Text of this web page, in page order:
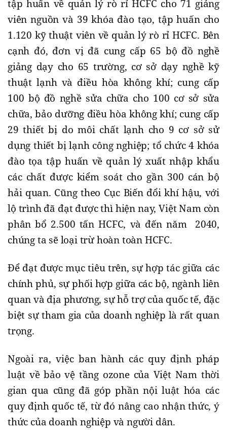
tập huấn về quản lý rò rỉ HCFC cho 71 giảng
viên nguồn và 39 khóa đào tạo, tập huấn cho
1.120 kỹ thuật viên về quản lý rò rỉ HCFC. Bên
cạnh đó, đơn vị đã cung cấp 65 bộ đồ nghề
giảng dạy cho 65 trường, cơ sở dạy nghề kỹ
thuật lạnh và điều hòa không khí; cung cấp
100 bộ đồ nghề sửa chữa cho 100 cơ sở sửa
chữa, bảo dưỡng điều hòa không khí; cung cấp
29 thiết bị do môi chất lạnh cho 9 cơ sở sử
dụng thiết bị lạnh công nghiệp; tổ chức 4 khóa
đào tọa tập huấn về quản lý xuất nhập khẩu
các chất được kiểm soát cho gần 300 cán bộ
hải quan. Cũng theo Cục Biến đổi khí hậu, với
lộ trình đã đạt được thì hiện nay, Việt Nam còn
phân bổ 2.500 tấn HCFC, và đến năm 2040,
chúng ta sẽ loại trừ hoàn toàn HCFC.
Để đạt được mục tiêu trên, sự hợp tác giữa các
chính phủ, sự phối hợp giữa các bộ, ngành liên
quan và địa phương, sự hỗ trợ của quốc tế, đặc
biệt sự tham gia của doanh nghiệp là rất quan
trọng.
Ngoài ra, việc ban hành các quy định pháp
luật về bảo vệ tầng ozone của Việt Nam thời
gian qua cũng đã góp phần nội luật hóa các
quy định quốc tế, từ đó nâng cao nhận thức, ý
thức của doanh nghiệp và người dân.